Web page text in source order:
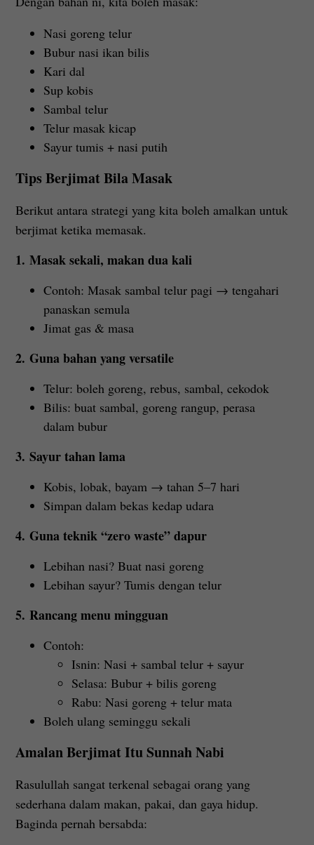
Nasi goreng telur
Bubur nasi ikan bilis
Kari dal
Sup kobis
Sambal telur
Telur masak kicap
Sayur tumis + nasi putih
Tips Berjimat Bila Masak
Berikut antara strategi yang kita boleh amalkan untuk
berjimat ketika memasak.
1. Masak sekali, makan dua kali
Contoh: Masak sambal telur pagi → tengahari
panaskan semula
Jimat gas & masa
2. Guna bahan yang versatile
Telur: boleh goreng, rebus, sambal, cekodok
Bilis: buat sambal, goreng rangup, perasa
dalam bubur
3. Sayur tahan lama
Kobis, lobak, bayam → tahan 5–7 hari
Simpan dalam bekas kedap udara
4. Guna teknik “zero waste” dapur
Lebihan nasi? Buat nasi goreng
Lebihan sayur? Tumis dengan telur
5. Rancang menu mingguan
Contoh:
Isnin: Nasi + sambal telur + sayur
Selasa: Bubur + bilis goreng
Rabu: Nasi goreng + telur mata
Boleh ulang seminggu sekali
Amalan Berjimat Itu Sunnah Nabi
Rasulullah sangat terkenal sebagai orang yang
sederhana dalam makan, pakai, dan gaya hidup.
Baginda pernah bersabda: